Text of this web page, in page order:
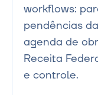
workflows:
pendências
agenda de
Receita
e controle.